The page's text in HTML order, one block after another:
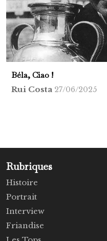
Béla, Ciao !
Rui Costa 27/06/2025
Rubriques
Histoire
Portrait
Interview
Friandise